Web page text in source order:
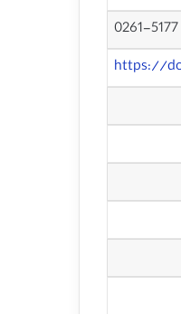
0261-5177
https://